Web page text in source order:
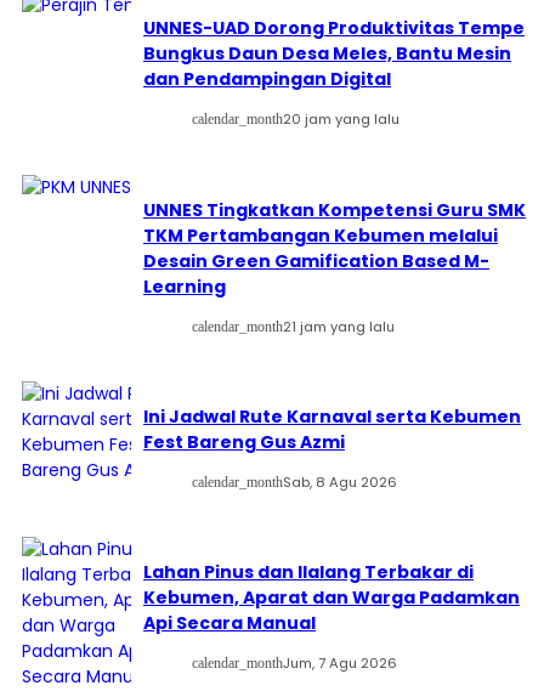
UNNES-UAD Dorong Produktivitas Tempe
Bungkus Daun Desa Meles, Bantu Mesin
dan Pendampingan Digital
calendar_month20 jam yang lalu
UNNES Tingkatkan Kompetensi Guru SMK
TKM Pertambangan Kebumen melalui
Desain Green Gamification Based M-
Learning
calendar_month21 jam yang lalu
Ini Jadwal Rute Karnaval serta Kebumen
Fest Bareng Gus Azmi
calendar_monthSab, 8 Agu 2026
Lahan Pinus dan Ilalang Terbakar di
Kebumen, Aparat dan Warga Padamkan
Api Secara Manual
calendar_monthJum, 7 Agu 2026